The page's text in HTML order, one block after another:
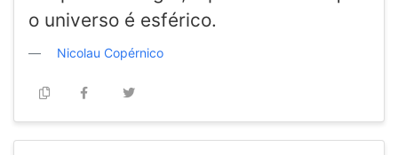
o universo é esférico.
Nicolau Copérnico